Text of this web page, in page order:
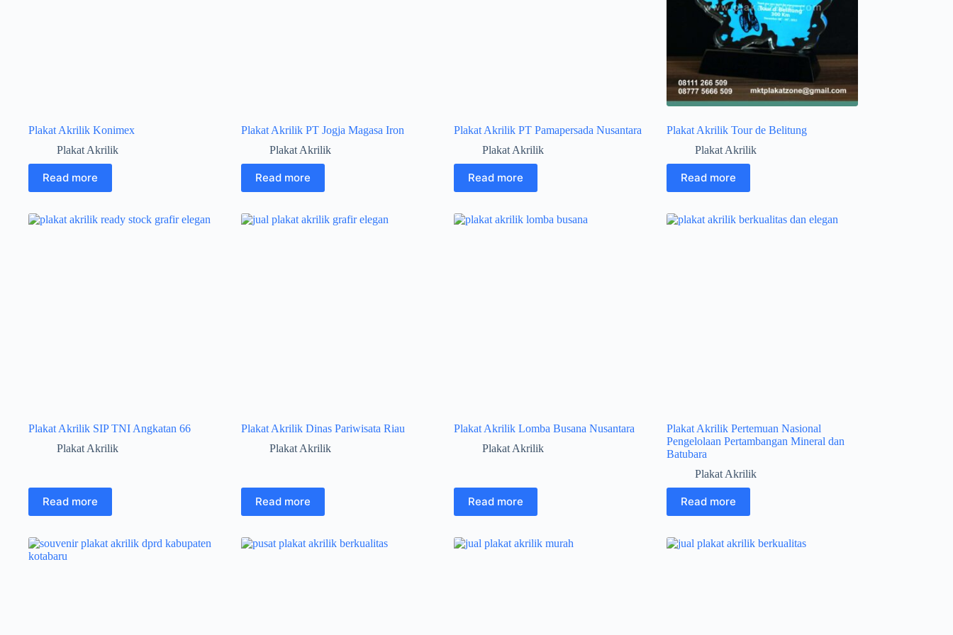
Plakat Akrilik Konimex
Plakat Akrilik
Read more
Plakat Akrilik PT Jogja Magasa Iron
Plakat Akrilik
Read more
Plakat Akrilik PT Pamapersada Nusantara
Plakat Akrilik
Read more
Plakat Akrilik Tour de Belitung
Plakat Akrilik
Read more
Plakat Akrilik SIP TNI Angkatan 66
Plakat Akrilik
Read more
Plakat Akrilik Dinas Pariwisata Riau
Plakat Akrilik
Read more
Plakat Akrilik Lomba Busana Nusantara
Plakat Akrilik
Read more
Plakat Akrilik Pertemuan Nasional
Pengelolaan Pertambangan Mineral dan
Batubara
Plakat Akrilik
Read more